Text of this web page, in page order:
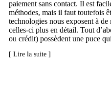
paiement sans contact. Il est
méthodes, mais il faut toutefois
technologies nous exposent à
celles-ci plus en détail. Tout
ou crédit) possèdent une puce
[ Lire la suite ]